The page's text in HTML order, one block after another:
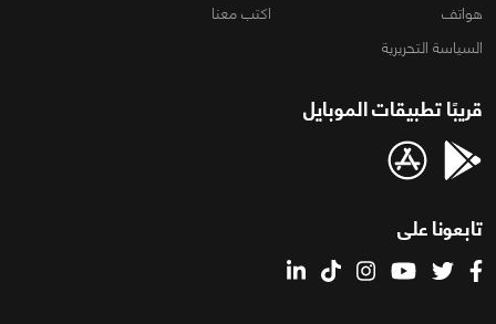
هواتف
اكتب معنا
السياسة التحريرية
قريبًا تطبيقات الموبايل
تابعونا على